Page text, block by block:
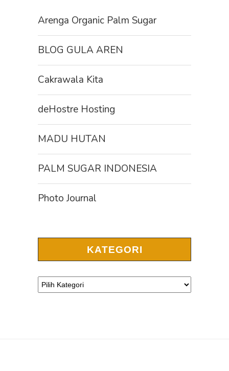
Arenga Organic Palm Sugar
BLOG GULA AREN
Cakrawala Kita
deHostre Hosting
MADU HUTAN
PALM SUGAR INDONESIA
Photo Journal
KATEGORI